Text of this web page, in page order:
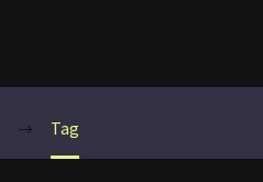
Tag